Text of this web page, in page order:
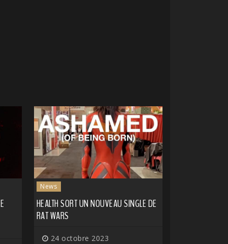
News
HEALTH SORT UN NOUVEAU SINGLE DE
RAT WARS
24 octobre 2023